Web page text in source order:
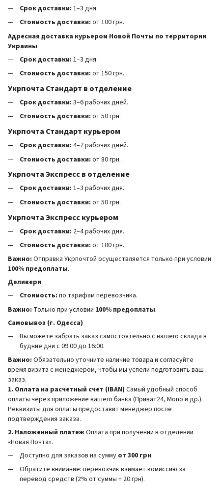
Срок доставки: 1–3 дня.
Стоимость доставки: от 100 грн.
Адресная доставка курьером Новой Почты по территории
Украины
Срок доставки: 1–3 дня.
Стоимость доставки: от 150 грн.
Укрпочта Стандарт в отделение
Срок доставки: 3–6 рабочих дней.
Стоимость доставки: от 50 грн.
Укрпочта Стандарт курьером
Срок доставки: 4–7 рабочих дней.
Стоимость доставки: от 80 грн.
Укрпочта Экспресс в отделение
Срок доставки: 1–3 рабочих дня.
Стоимость доставки: от 50 грн.
Укрпочта Экспресс курьером
Срок доставки: 2–4 рабочих дня.
Стоимость доставки: от 100 грн.
Важно: Отправка Укрпочтой осуществляется только при условии
100% предоплаты.
Деливери
Стоимость: по тарифам перевозчика.
Важно: Только при условии 100% предоплаты.
Самовывоз (г. Одесса)
Вы можете забрать заказ самостоятельно с нашего склада в
будние дни с 09:00 до 16:00.
Важно: Обязательно уточните наличие товара и согласуйте
время визита с менеджером, чтобы мы успели подготовить ваш
заказ.
1. Оплата на расчетный счет (IBAN) Самый удобный способ
оплаты через приложение вашего банка (Приват24, Mono и др.).
Реквизиты для оплаты предоставит менеджер после
подтверждения заказа.
2. Наложенный платежОплата при получении в отделении
«Новая Почта».
Доступно для заказов на сумму от 300 грн.
Обратите внимание: перевозчик взимает комиссию за
перевод средств (2% от суммы + 20 грн).